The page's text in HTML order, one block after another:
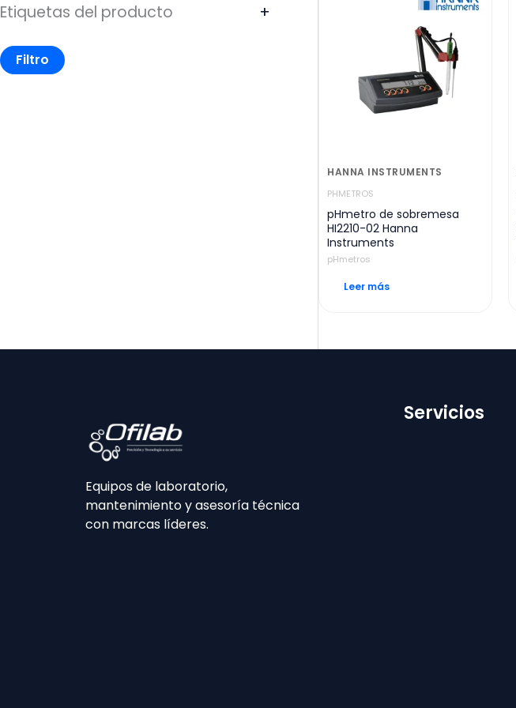
Etiquetas del producto +
Filtro
HANNA INSTRUMENTS
PHMETROS
pHmetro de sobremesa
HI2210-02 Hanna
Instruments
pHmetros
Leer más
Equipos de laboratorio,
mantenimiento y asesoría técnica
con marcas líderes.
Servicios